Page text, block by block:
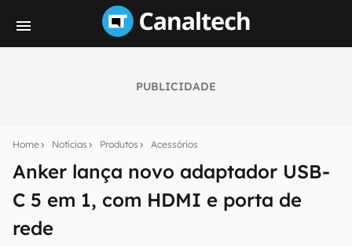
PUBLICIDADE
Home Notícias Produtos Acessórios
Anker lança novo adaptador USB-
C 5 em 1, com HDMI e porta de
rede
notícias e reviews sobre tecnologia em primeira
mão.
E-mail